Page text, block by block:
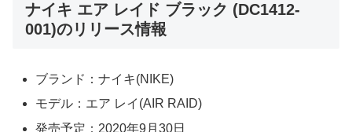
ナイキ エア レイド ブラック (DC1412-
001)のリリース情報
ブランド：ナイキ(NIKE)
モデル：エア レイ(AIR RAID)
発売予定：2020年9月30日